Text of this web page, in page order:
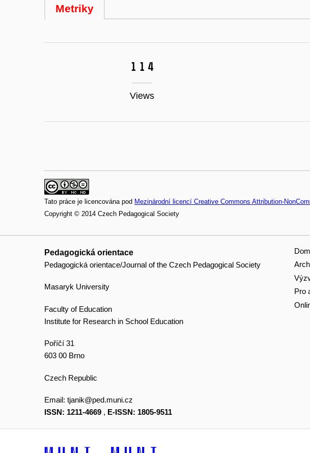
Metriky
114
Views
Tato práce je licencována pod Mezinárodní licencí Creative Commons Attribution-
Copyright © 2014 Czech Pedagogical Society
Pedagogická orientace
Pedagogická orientace/Journal of the Czech Pedagogical Society
Masaryk University
Faculty of Education
Institute for Research in School Education
Poříčí 31
603 00 Brno
Czech Republic
Email: tjanik@ped.muni.cz
ISSN: 1211-4669 , E-ISSN: 1805-9511
Pro